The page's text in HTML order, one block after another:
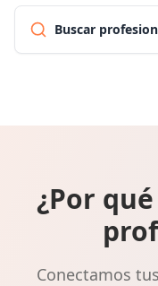
Buscar
¿Por
Conectamos